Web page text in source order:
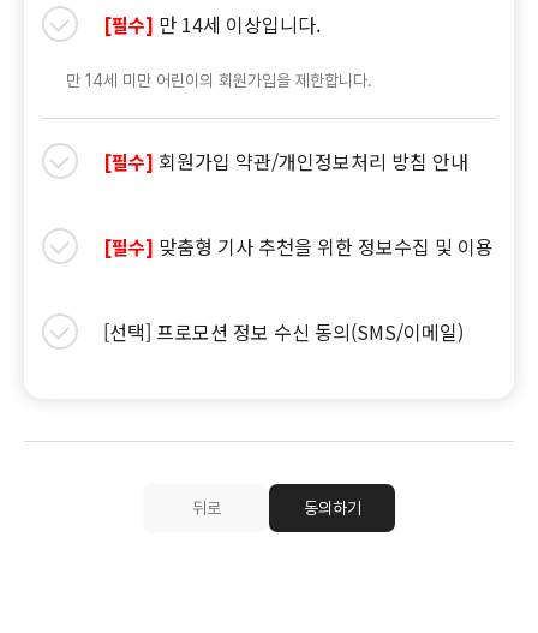
[필수] 만 14세 이상입니다.
만 14세 미만 어린이의 회원가입을 제한합니다.
[필수] 회원가입 약관/개인정보처리 방침 안내
[필수] 맞춤형 기사 추천을 위한 정보수집 및 이용
[선택] 프로모션 정보 수신 동의(SMS/이메일)
뒤로